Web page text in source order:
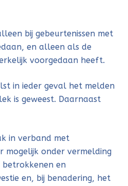
bij gebeurtenissen met
en alleen als de
voorgedaan heeft.
in ieder geval het melden
is geweest. Daarnaast
in verband met
mogelijk onder vermelding
en
en, bij benadering, het